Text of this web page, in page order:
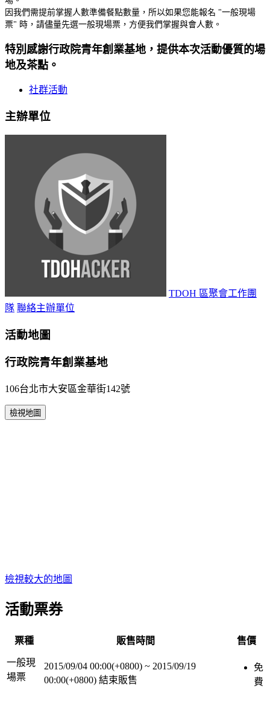
因我們需提前掌握人數準備餐點數量，所以如果您能報名 "一般現場
票" 時，請儘量先選一般現場票，方便我們掌握與會人數。
特別感謝行政院青年創業基地，提供本次活動優質的場
地及茶點。
社群活動
主辦單位
TDOH 區聚會工作團
隊 聯絡主辦單位
活動地圖
行政院青年創業基地
106台北市大安區金華街142號
檢視地圖
檢視較大的地圖
活動票券
票種 販售時間 售價
一般現
場票
2015/09/04 00:00(+0800) ~ 2015/09/19
00:00(+0800) 結束販售
免
費